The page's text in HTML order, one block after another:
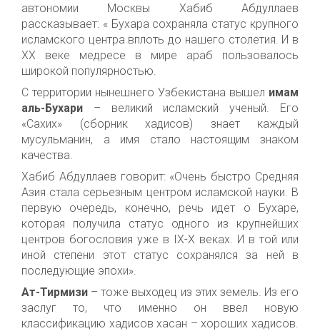
автономии Москвы Хабиб Абдуллаев
рассказывает: « Бухара сохраняла статус крупного
исламского центра вплоть до нашего столетия. И в
ХХ веке медресе в мире араб пользовалось
широкой популярностью.
С территории нынешнего Узбекистана вышел имам
аль-Бухари – великий исламский ученый. Его
«Сахих» (сборник хадисов) знает каждый
мусульманин, а имя стало настоящим знаком
качества.
Хабиб Абдуллаев говорит: «Очень быстро Средняя
Азия стала серьезным центром исламской науки. В
первую очередь, конечно, речь идет о Бухаре,
которая получила статус одного из крупнейших
центров богословия уже в IX-X веках. И в той или
иной степени этот статус сохранялся за ней в
последующие эпохи».
Ат-Тирмизи – тоже выходец из этих земель. Из его
заслуг то, что именно он ввел новую
классификацию хадисов хасан – хороших хадисов.